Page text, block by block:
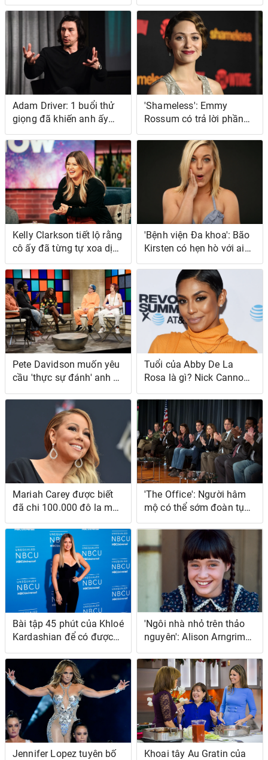
cách lớn - 'Quy trình hoàn
toàn giống nhau'
thế nào giữa lúc ly hôn
Adam Driver: 1 buổi thử
giọng đã khiến anh ấy
'bối rối' về việc anh ấy
chọn làm gì với cuộc
sống của mình
'Shameless': Emmy
Rossum có trả lời phần
cuối của loạt phim
Kelly Clarkson tiết lộ rằng
cô ấy đã từng tự xoa dịu
bản thân trong một
chương trình: 'Tôi có một
số loại đau khổ'
'Bệnh viện Đa khoa': Bão
Kirsten có hẹn hò với ai
không?
Pete Davidson muốn yêu
cầu 'thực sự đánh' anh ấy
trên 'Saturday Night Live'
Tuổi của Abby De La
Rosa là gì? Nick Cannon
lớn hơn bao nhiêu tuổi?
Mariah Carey được biết
đã chi 100.000 đô la mỗi
tháng cho món quà xa
hoa này cho bản thân
'The Office': Người hâm
mộ có thể sớm đoàn tụ
Theo Brian Baumgartner;
'Tôi đã nghe Rumblings'
Bài tập 45 phút của Khloé
Kardashian để có được
cơ bụng phẳng, săn chắc
'Ngôi nhà nhỏ trên thảo
nguyên': Alison Arngrim
cho biết Shannen Doherty
là 'bản sao' của Melissa
Gilbert
Jennifer Lopez tuyên bố
Khoai tây Au Gratin của